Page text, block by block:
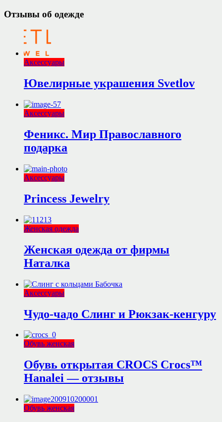
Отзывы об одежде
Аксессуары
Ювелирные украшения Svetlov
Аксессуары
Феникс. Мир Православного
подарка
Аксессуары
Princess Jewelry
Женская одежда
Женская одежда от фирмы
Наталка
Аксессуары
Чудо-чадо Слинг и Рюкзак-кенгуру
Обувь женская
Обувь открытая CROCS Crocs™
Hanalei — отзывы
Обувь женская